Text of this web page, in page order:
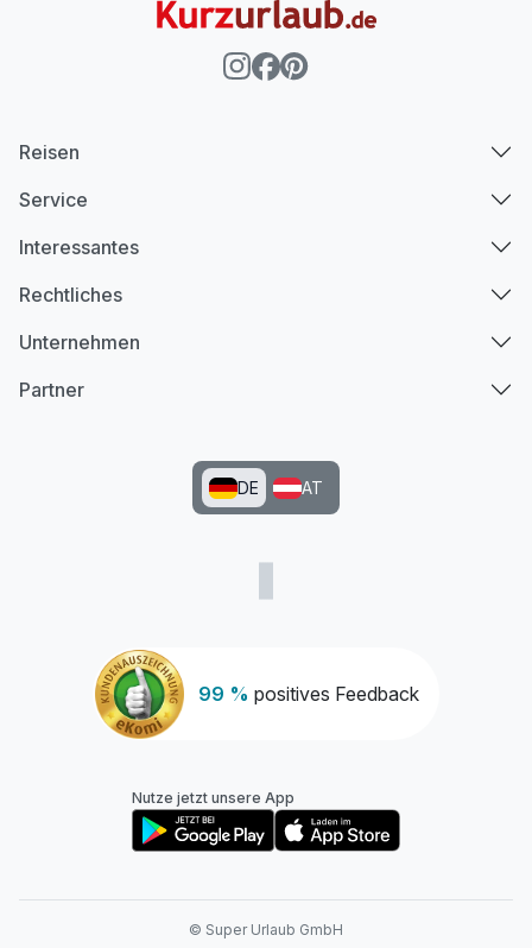
99 % positives Feedback
Reisen
Service
Interessantes
Rechtliches
Unternehmen
Partner
DE AT
Nutze jetzt unsere App
© Super Urlaub GmbH